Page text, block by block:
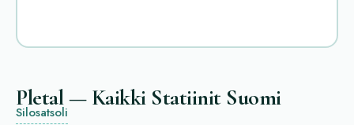
Pletal — Kaikki Statiinit Suomi
Silosatsoli